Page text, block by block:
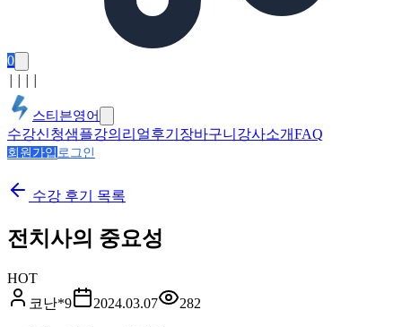
0
스티븐영어
수강신청샘플강의 리얼후기 장바구니 강사소개FAQ
회원가입 로그인
수강 후기 목록
전치사의 중요성
HOT
코난*9
2024.03.07 282